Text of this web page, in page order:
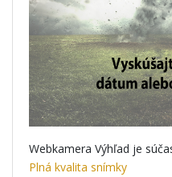
Webkamera Výhľad je
Plná kvalita snímky